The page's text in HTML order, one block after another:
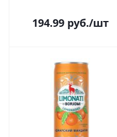
194.99руб./шт